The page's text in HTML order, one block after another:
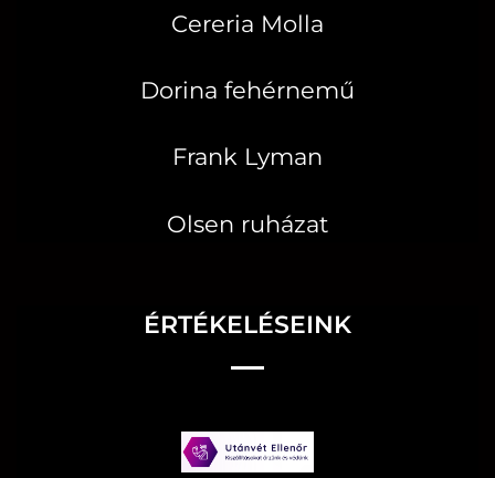
Cereria Molla
Dorina fehérnemű
Frank Lyman
Olsen ruházat
ÉRTÉKELÉSEINK